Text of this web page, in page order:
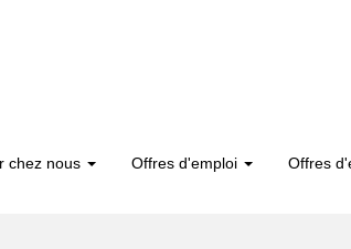
chez nous Offres d'emploi Offres